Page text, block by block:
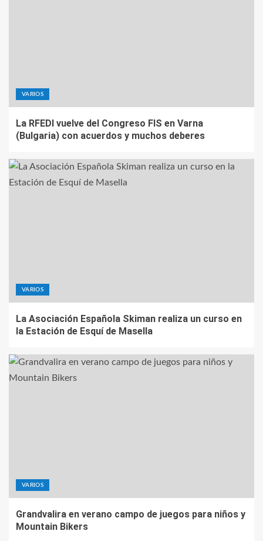
VARIOS
La RFEDI vuelve del Congreso FIS en Varna
(Bulgaria) con acuerdos y muchos deberes
VARIOS
La Asociación Española Skiman realiza un curso en
la Estación de Esquí de Masella
VARIOS
Grandvalira en verano campo de juegos para niños y
Mountain Bikers